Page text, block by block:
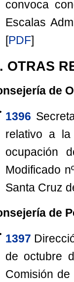
convoca
Escalas
[PDF]
OTRAS
de
1396
relativo a
ocupación
Modificado
Santa Cruz
de
1397
de octubre
Comisión